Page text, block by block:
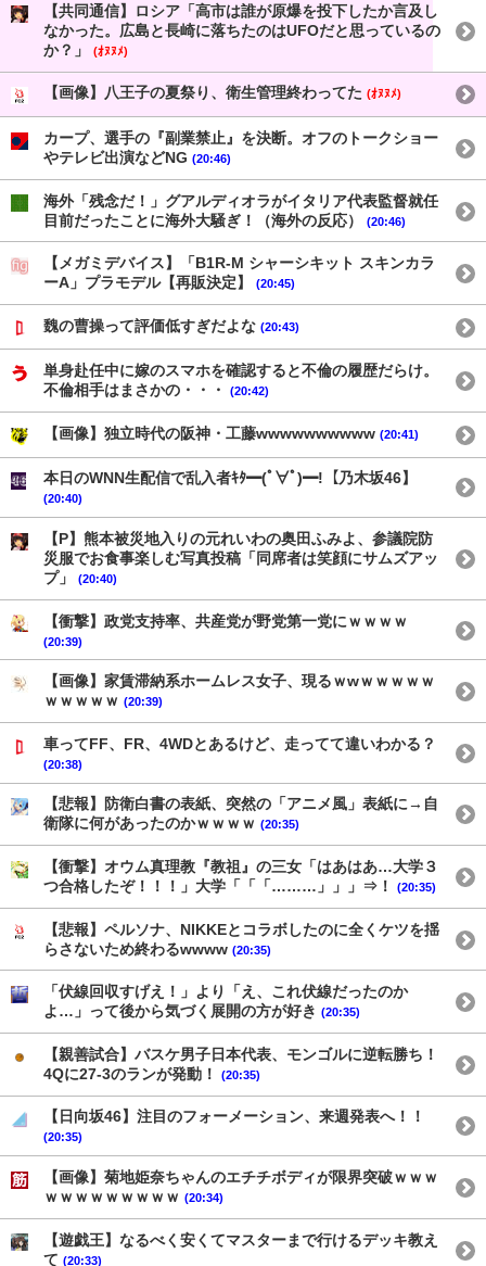
【共同通信】ロシア「高市は誰が原爆を投下したか言及し
なかった。広島と長崎に落ちたのはUFOだと思っているの
か？」
(ｵﾇﾇﾒ)
【画像】八王子の夏祭り、衛生管理終わってた (ｵﾇﾇﾒ)
カープ、選手の『副業禁止』を決断。オフのトークショー
やテレビ出演などNG (20:46)
海外「残念だ！」グアルディオラがイタリア代表監督就任
目前だったことに海外大騒ぎ！（海外の反応）
(20:46)
【メガミデバイス】「B1R-M シャーシキット スキンカラ
ーA」プラモデル【再販決定】
(20:45)
魏の曹操って評価低すぎだよな (20:43)
単身赴任中に嫁のスマホを確認すると不倫の履歴だらけ。
不倫相手はまさかの・・・
(20:42)
【画像】独立時代の阪神・工藤wwwwwwwwww (20:41)
本日のWNN生配信で乱入者ｷﾀ━(ﾟ∀ﾟ)━!【乃木坂46】
(20:40)
【P】熊本被災地入りの元れいわの奥田ふみよ、参議院防
災服でお食事楽しむ写真投稿「同席者は笑顔にサムズアッ
プ」
(20:40)
【衝撃】政党支持率、共産党が野党第一党にｗｗｗｗ
(20:39)
【画像】家賃滞納系ホームレス女子、現るｗwｗｗｗｗｗ
ｗｗｗｗｗ (20:39)
車ってFF、FR、4WDとあるけど、走ってて違いわかる？
(20:38)
【悲報】防衛白書の表紙、突然の「アニメ風」表紙に→自
衛隊に何があったのかｗｗｗｗ (20:35)
【衝撃】オウム真理教『教祖』の三女「はあはあ…大学３
つ合格したぞ！！！」大学「「「………」」」⇒！
(20:35)
【悲報】ペルソナ、NIKKEとコラボしたのに全くケツを揺
らさないため終わるwwww (20:35)
「伏線回収すげえ！」より「え、これ伏線だったのか
よ…」って後から気づく展開の方が好き (20:35)
【親善試合】バスケ男子日本代表、モンゴルに逆転勝ち！
4Qに27-3のランが発動！
(20:35)
【日向坂46】注目のフォーメーション、来週発表へ！！
(20:35)
【画像】菊地姫奈ちゃんのエチチボディが限界突破ｗｗｗ
ｗｗｗｗｗｗｗｗｗ (20:34)
【遊戯王】なるべく安くてマスターまで行けるデッキ教え
て (20:33)